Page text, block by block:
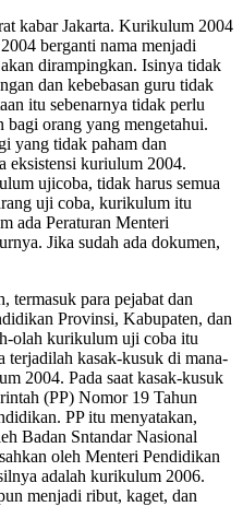
kabar Jakarta. Kurikulum 2004
berganti nama menjadi
dirampingkan. Isinya tidak
dan kebebasan guru tidak
itu sebenarnya tidak perlu
bagi orang yang mengetahui.
yang tidak paham dan
eksistensi kuriulum 2004.
ujicoba, tidak harus semua
uji coba, kurikulum itu
ada Peraturan Menteri
Jika sudah ada dokumen,
termasuk para pejabat dan
Provinsi, Kabupaten, dan
olah kurikulum uji coba itu
terjadilah kasak-kusuk di mana-
2004. Pada saat kasak-kusuk
(PP) Nomor 19 Tahun
PP itu menyatakan,
Badan Sntandar Nasional
oleh Menteri Pendidikan
adalah kurikulum 2006.
menjadi ribut, kaget, dan